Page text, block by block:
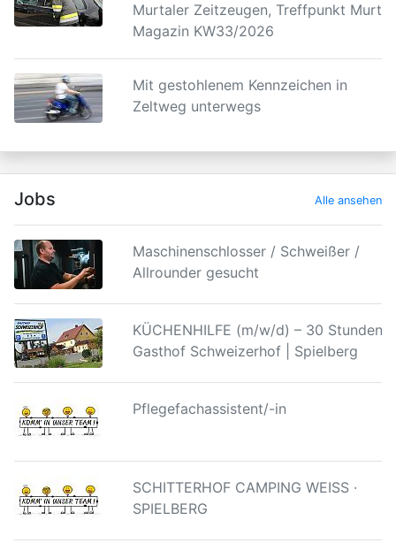
Murtaler Zeitzeugen, Treffpunkt Murtal
Magazin KW33/2026
Mit gestohlenem Kennzeichen in
Zeltweg unterwegs
Jobs Alle ansehen
Maschinenschlosser / Schweißer /
Allrounder gesucht
KÜCHENHILFE (m/w/d) – 30 Stunden |
Gasthof Schweizerhof | Spielberg
Pflegefachassistent/-in
SCHITTERHOF CAMPING WEISS ·
SPIELBERG